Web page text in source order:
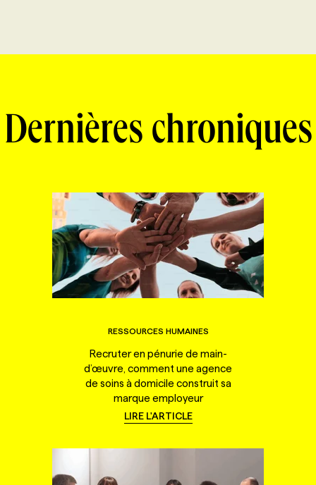
Dernières chroniques
RESSOURCES HUMAINES
Recruter en pénurie de main-
d’œuvre, comment une agence
de soins à domicile construit sa
marque employeur
LIRE L'ARTICLE